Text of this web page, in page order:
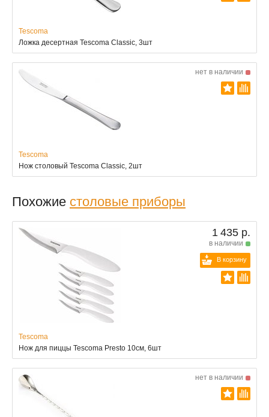
Tescoma
Ложка десертная Tescoma Classic, 3шт
нет в наличии
Tescoma
Нож столовый Tescoma Classic, 2шт
Похожие столовые приборы
1 435 р.
в наличии
В корзину
Tescoma
Нож для пиццы Tescoma Presto 10см, 6шт
нет в наличии